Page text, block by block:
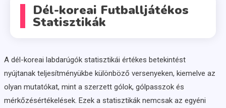
Dél-koreai Futballjátékos
Statisztikák
A dél-koreai labdarúgók statisztikái értékes betekintést
nyújtanak teljesítményükbe különböző versenyeken, kiemelve az
olyan mutatókat, mint a szerzett gólok, gólpasszok és
mérkőzésértékelések. Ezek a statisztikák nemcsak az egyéni